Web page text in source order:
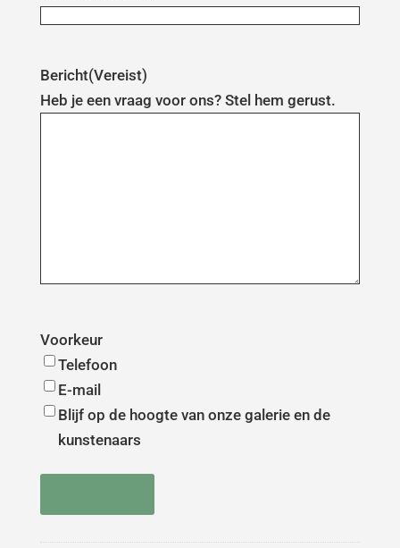
Bericht(Vereist)
Heb je een vraag voor ons? Stel hem gerust.
Voorkeur
Telefoon
E-mail
Blijf op de hoogte van onze galerie en de
kunstenaars